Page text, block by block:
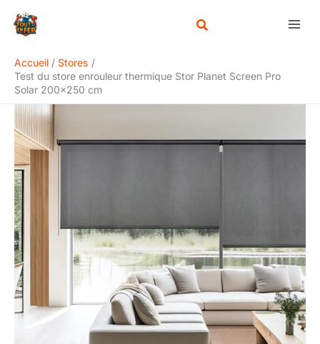
Accueil
Stores
Test du store enrouleur thermique Stor Planet Screen Pro
Solar 200×250 cm